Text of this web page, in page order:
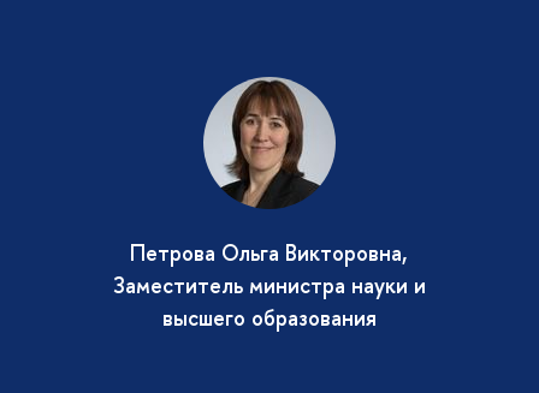
Петрова Ольга Викторовна,
Заместитель министра науки и
высшего образования